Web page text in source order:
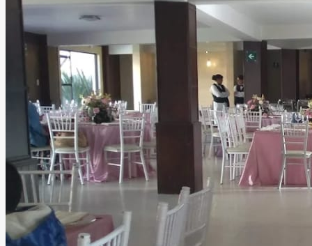
La Esperanza Finca Jardin
Zacatecas, Zacatecas Jardín